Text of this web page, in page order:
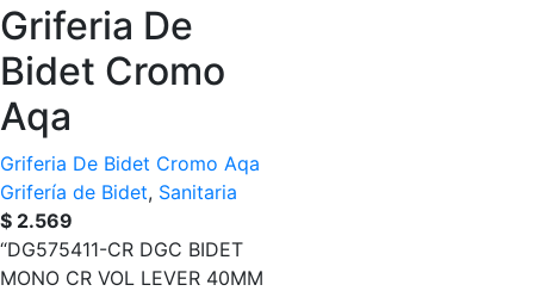
Griferia De
Bidet Cromo
Aqa
Griferia De Bidet Cromo Aqa
Grifería de Bidet, Sanitaria
$ 2.569
“DG575411-CR DGC BIDET
MONO CR VOL LEVER 40MM